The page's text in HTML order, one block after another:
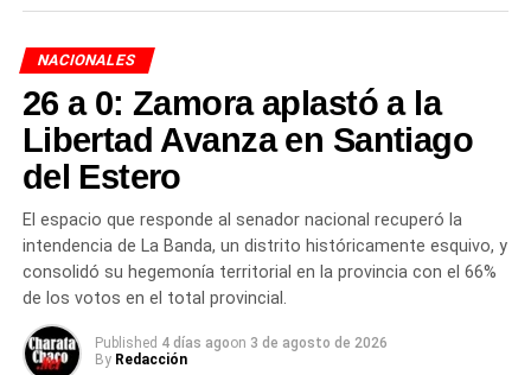
récord absoluto, llegó al 76: recibió un pase desde la
camino y esquinó su remate para vencer al arquero
argelino y sellar la victoria. Más de 65.000 espectadores
en el Arrowhead Stadium lo ovacionaron de pie.
Lionel Scaloni completó la rotación final con las entradas
Romero respectivamente. Argelia, que no contó con
Riyad Mahrez en el once inicial, no generó peligro real en
todo el partido.
Los récords de una noche única
NACIONALES
26 a 0: Zamora aplastó a la
Libertad Avanza en Santiago
del Estero
El espacio que responde al senador nacional recuperó la
intendencia de La Banda, un distrito históricamente esquivo, y
consolidó su hegemonía territorial en la provincia con el 66%
de los votos en el total provincial.
Published 4 días agoon 3 de agosto de 2026
By Redacción